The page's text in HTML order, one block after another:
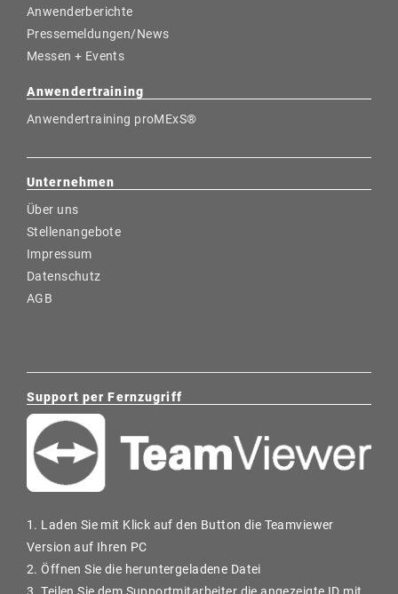
Anwenderberichte
Pressemeldungen/News
Messen + Events
Anwendertraining
Anwendertraining proMExS®
Unternehmen
Über uns
Stellenangebote
Impressum
Datenschutz
AGB
Support per Fernzugriff
1. Laden Sie mit Klick auf den Button die Teamviewer
Version auf Ihren PC
2. Öffnen Sie die heruntergeladene Datei